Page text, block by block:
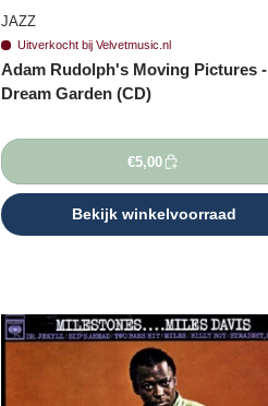
JAZZ
Uitverkocht bij Velvetmusic.nl
Adam Rudolph's Moving Pictures -
Dream Garden (CD)
€5,00
Bekijk winkelvoorraad